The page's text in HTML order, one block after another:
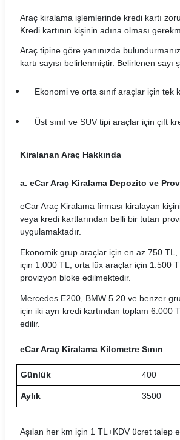
Durucar Araç Kiralama Koşulları
EasyGo Araç Kiralama Koşulları
Eternalrental Araç Kiralama Koşulları
Europcar Araç Kiralama Koşulları
Garenta Araç Kiralama Koşulları
Goldcar Araç Kiralama Koşulları
Greenmotion Araç Kiralama Koşulları
Hasgül Araç Kiralama Koşulları
Hit Araç Kiralama Koşulları
HLS Filo Araç Kiralama Koşulları
İnteria Araç Kiralama Koşulları
Araç kiralama işlemlerinde kredi kartı
Kredi kartının kişinin adına olması
Araç tipine göre yanınızda
kartı sayısı belirlenmiştir. Belirlenen sayı
Ekonomi ve orta sınıf araçlar için tek
Üst sınıf ve SUV tipi araçlar için çift
Kiralanan Araç Hakkında
a. eCar Araç Kiralama Depozito ve
eCar Araç Kiralama firması kiralayan
veya kredi kartlarından belli bir tutarı
uygulamaktadır.
Ekonomik grup araçlar için en az 750
için 1.000 TL, orta lüx araçlar için 1.500
provizyon bloke edilmektedir.
Mercedes E200, BMW 5.20 ve benzer
için iki ayrı kredi kartından toplam 6.000
edilir.
eCar Araç Kiralama Kilometre Sınırı
Günlük 400
Aylık 3500
Aşılan her km için 1 TL+KDV ücret talep